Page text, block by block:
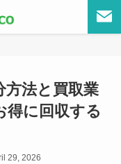
方法と買取業
得に回収する
29, 2026